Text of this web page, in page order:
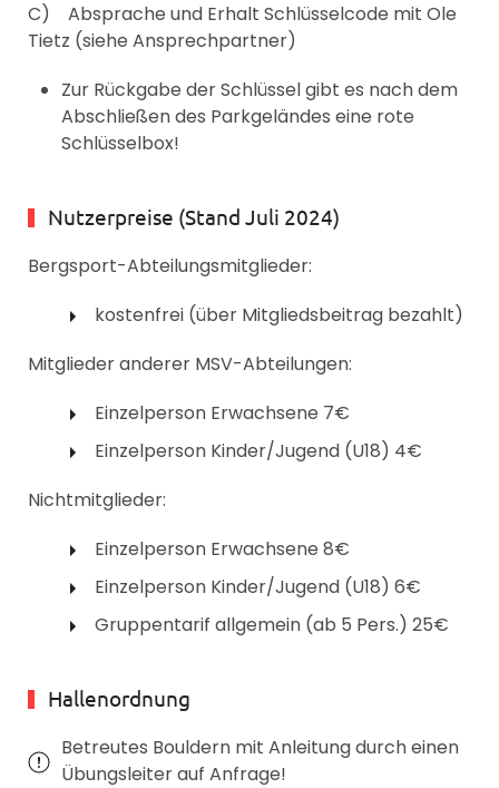
C) Absprache und Erhalt Schlüsselcode mit Ole
Tietz (siehe Ansprechpartner)
Zur Rückgabe der Schlüssel gibt es nach dem
Abschließen des Parkgeländes eine rote
Schlüsselbox!
Nutzerpreise (Stand Juli 2024)
Bergsport-Abteilungsmitglieder:
kostenfrei (über Mitgliedsbeitrag bezahlt)
Mitglieder anderer MSV-Abteilungen:
Einzelperson Erwachsene 7€
Einzelperson Kinder/Jugend (U18) 4€
Nichtmitglieder:
Einzelperson Erwachsene 8€
Einzelperson Kinder/Jugend (U18) 6€
Gruppentarif allgemein (ab 5 Pers.) 25€
Hallenordnung
Betreutes Bouldern mit Anleitung durch einen
Übungsleiter auf Anfrage!